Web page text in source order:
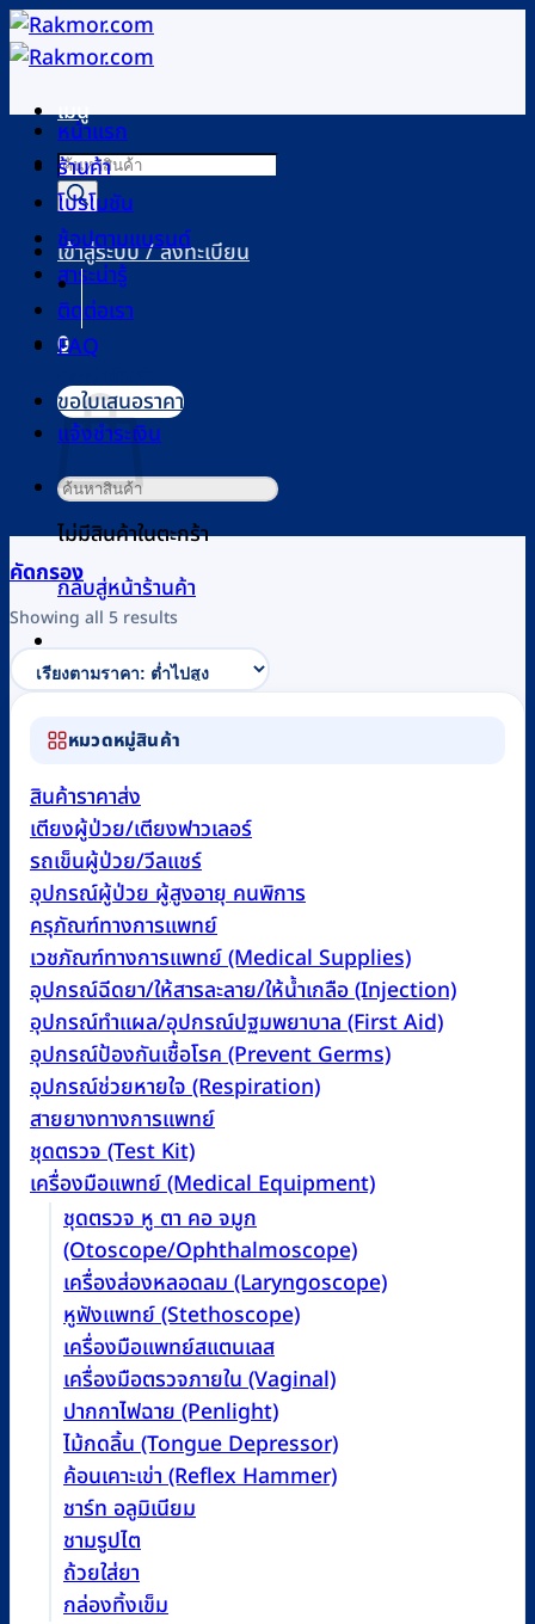
ข้าม
ไป
เนื้อหาเมนู
Products
search
เข้าสู่ระบบ / ลงทะเบียน
0
ไม่มีสินค้าในตะกร้า
กลับสู่หน้าร้านค้า
0
หน้าแรก
ร้านค้า
โปรโมชัน
ช้อปตามแบรนด์
สาระน่ารู้
ติดต่อเรา
FAQ
ขอใบเสนอราคา
แจ้งชำระเงิน
ค้นหา:
คัดกรอง
Showing all 5 results
price:
low
high
หมวดหมู่สินค้า
สินค้าราคาส่ง
เตียงผู้ป่วย/เตียงฟาวเลอร์
รถเข็นผู้ป่วย/วีลแชร์
อุปกรณ์ผู้ป่วย ผู้สูงอายุ คนพิการ
ครุภัณฑ์ทางการแพทย์
เวชภัณฑ์ทางการแพทย์ (Medical Supplies)
อุปกรณ์ฉีดยา/ให้สารละลาย/ให้น้ำเกลือ (Injection)
อุปกรณ์ทำแผล/อุปกรณ์ปฐมพยาบาล (First Aid)
อุปกรณ์ป้องกันเชื้อโรค (Prevent Germs)
อุปกรณ์ช่วยหายใจ (Respiration)
สายยางทางการแพทย์
ชุดตรวจ (Test Kit)
เครื่องมือแพทย์ (Medical Equipment)
ชุดตรวจ หู ตา คอ จมูก
(Otoscope/Ophthalmoscope)
เครื่องส่องหลอดลม (Laryngoscope)
หูฟังแพทย์ (Stethoscope)
เครื่องมือแพทย์สแตนเลส
เครื่องมือตรวจภายใน (Vaginal)
ปากกาไฟฉาย (Penlight)
ไม้กดลิ้น (Tongue Depressor)
ค้อนเคาะเข่า (Reflex Hammer)
ชาร์ท อลูมิเนียม
ชามรูปไต
ถ้วยใส่ยา
กล่องทิ้งเข็ม